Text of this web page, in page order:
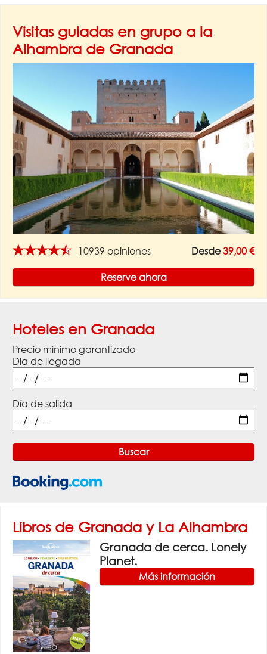
Visitas guiadas en grupo a la
Alhambra de Granada
★★★★★ 10939 opiniones Desde39,00 €
Reserve ahora
Hoteles en Granada
Precio mínimo garantizado
Día de llegada
Día de salida
Libros de Granada y La Alhambra
Granada de cerca. Lonely
Planet.
Más información